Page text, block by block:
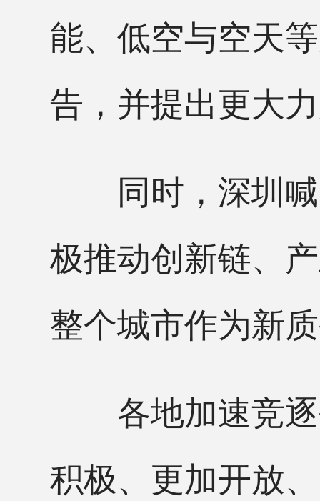
能、低空与空天
告，并提出更大
同时，深圳喊
极推动创新链、
整个城市作为新
各地加速竞逐
积极、更加开放